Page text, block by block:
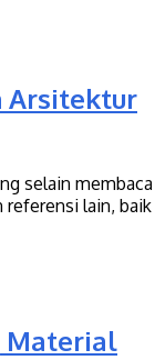
Arsitektur
selain membaca
referensi lain, baik
Material